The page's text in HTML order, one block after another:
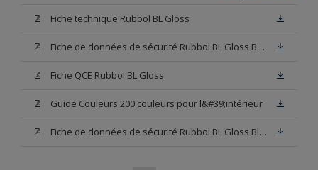
Fiche technique Rubbol BL Gloss
Fiche de données de sécurité Rubbol BL Gloss Base N00
Fiche QCE Rubbol BL Gloss
Guide Couleurs 200 couleurs pour l&#39;intérieur
Fiche de données de sécurité Rubbol BL Gloss Blanc